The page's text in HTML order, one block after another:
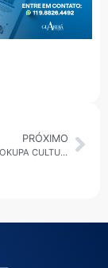
PRÓXIMO
SANTO ANDRÉ: OKUPA CULTURA 2026 ESTÁ COM INSCRIÇÕES ABERTAS